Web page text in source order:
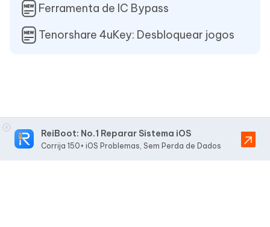
Ferramenta de IC Bypass
Tenorshare 4uKey: Desbloquear jogos
ReiBoot: No.1 Reparar Sistema iOS
Corrija 150+ iOS Problemas, Sem Perda de Dados